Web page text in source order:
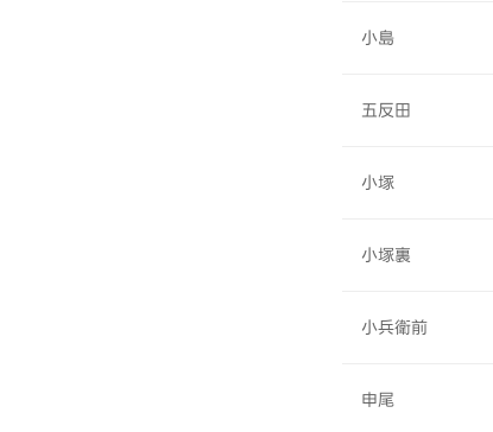
小島
五反田
小塚
小塚裏
小兵衛前
申尾